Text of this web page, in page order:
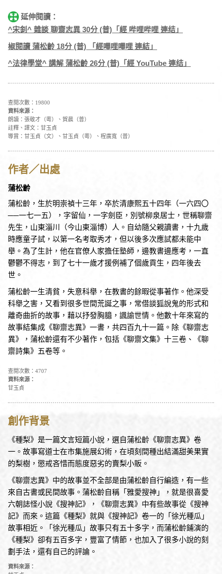
延伸閱讀：
^宋釗^ 雜談 聊齋志異 30分 (普)「經 哔哩哔哩 連结」
椒閱讀 蒲松齡 18分 (普) 「經嗶哩嗶哩 連結」
^法律學堂^ 講解 蒲松齡 26分 (普)「經 YouTube 連结」
查閱次數：19800
資料來源：
朗讀：張敬才（粵）、賀晨（普）
註釋、譯文：甘玉貞
導賞：甘玉貞（文）、甘玉貞（粵）、程廣寬（普）
作者／出處
蒲松齡
蒲松齡，生於明崇禎十三年，卒於清康熙五十四年（一六四〇
──一七一五），字留仙，一字劍臣，別號柳泉居士，世稱聊齋
先生，山東淄川（今山東淄博）人。自幼隨父親讀書，十九歲
時應童子試，以第一名考取秀才，但以後多次應試都未能中
舉。為了生計，他在官僚人家擔任塾師，邊教書邊應考，一直
鬱鬱不得志，到了七十一歲才援例補了個歲貢生，四年後去
世。
蒲松齡一生清貧，失意科舉，在教書的餘暇從事著作。他深受
科舉之害，又看到很多世間荒誕之事，常借談狐說鬼的形式和
離奇曲折的故事，藉以抒發胸臆，諷諭世情。他數十年來寫的
故事結集成《聊齋志異》一書，共四百九十一篇。除《聊齋志
異》，蒲松齡還有不少著作，包括《聊齋文集》十三卷、《聊
齋詩集》五卷等。
查閱次數：4707
資料來源：
甘玉貞
創作背景
《種梨》是一篇文言短篇小說，選自蒲松齡《聊齋志異》卷
一。故事寫道士在市集施展幻術，在頃刻間種出結滿甜美果實
的梨樹，懲戒吝惜而態度惡劣的賣梨小販。
《聊齋志異》中的故事並不全部是由蒲松齡自行編造，有一些
來自古書或民間故事。蒲松齡自稱「雅愛搜神」，就是很喜愛
六朝誌怪小說《搜神記》，《聊齋志異》中有些故事從《搜神
記》而來。這篇《種梨》就與《搜神記》卷一的「徐光種瓜」
故事相近。「徐光種瓜」故事只有五十多字，而蒲松齡鋪演的
《種梨》卻有五百多字，豐富了情節，也加入了很多小說的刻
劃手法，還有自己的評論。
資料來源：